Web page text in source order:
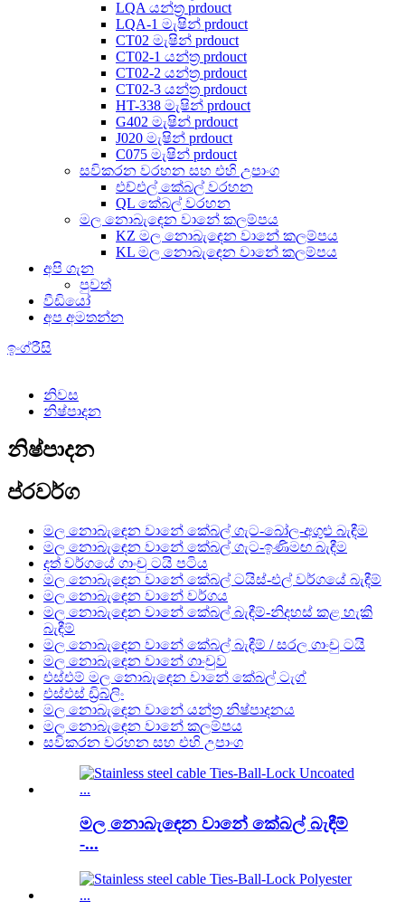
LQA යන්ත්‍ර prdouct
LQA-1 මැෂින් prdouct
CT02 මැෂින් prdouct
CT02-1 යන්ත්‍ර prdouct
CT02-2 යන්ත්‍ර prdouct
CT02-3 යන්ත්‍ර prdouct
HT-338 මැෂින් prdouct
G402 මැෂින් prdouct
J020 මැෂින් prdouct
C075 මැෂින් prdouct
සවිකරන වරහන සහ එහි උපාංග
එච්එල් කේබල් වරහන
QL කේබල් වරහන
මල නොබැඳෙන වානේ කලම්පය
KZ මල නොබැඳෙන වානේ කලම්පය
KL මල නොබැඳෙන වානේ කලම්පය
අපි ගැන
පුවත්
වීඩියෝ
අප අමතන්න
ඉංග්රීසි
නිවස
නිෂ්පාදන
නිෂ්පාදන
ප්රවර්ග
මල නොබැඳෙන වානේ කේබල් ගැට-බෝල-අගුළු බැඳීම
මල නොබැඳෙන වානේ කේබල් ගැට-ඉණිමඟ බැඳීම
දත් වර්ගයේ ගාංචු ටයි පටිය
මල නොබැඳෙන වානේ කේබල් ටයිස්-එල් වර්ගයේ බැඳීම්
මල නොබැඳෙන වානේ වර්ගය
මල නොබැඳෙන වානේ කේබල් බැඳීම්-නිදහස් කළ හැකි
බැඳීම්
මල නොබැඳෙන වානේ කේබල් බැඳීම් / සරල ගාංචු ටයි
මල නොබැඳෙන වානේ ගාංචුව
එස්එම් මල නොබැඳෙන වානේ කේබල් ටැග්
එස්එස් ඩ්‍රිබ්ලිං
මල නොබැඳෙන වානේ යන්ත්‍ර නිෂ්පාදනය
මල නොබැඳෙන වානේ කලම්පය
සවිකරන වරහන සහ එහි උපාංග
මල නොබැඳෙන වානේ කේබල් බැඳීම්
-...